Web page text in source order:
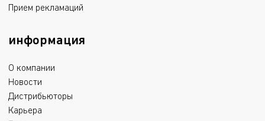
Прием рекламаций
информация
О компании
Новости
Дистрибьюторы
Карьера